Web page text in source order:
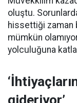
oluştu.
hissettiği zaman
mümkün
yolculuğuna
gideriyor’